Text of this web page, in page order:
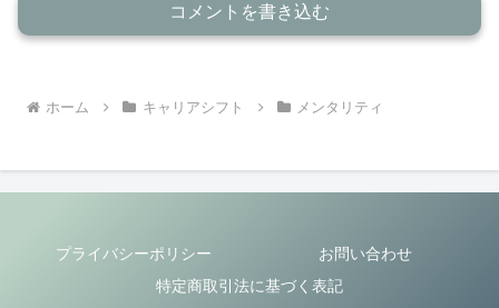
コメントを書き込む
ホーム キャリアシフト メンタリティ
プライバシーポリシー
お問い合わせ
特定商取引法に基づく表記